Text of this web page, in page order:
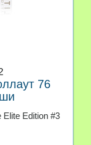
76
Elite Edition #3